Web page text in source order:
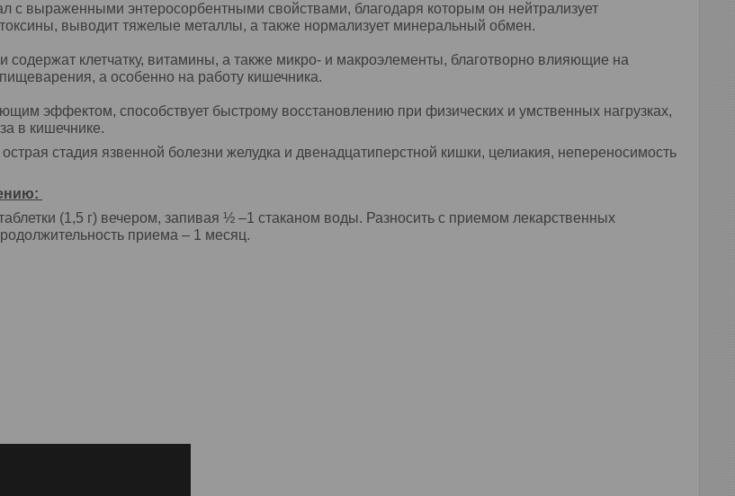
с выраженными энтеросорбентными свойствами, благодаря которым он нейтрализует
выводит тяжелые металлы, а также нормализует минеральный обмен.
клетчатку, витамины, а также микро- и макроэлементы, благотворно влияющие на
а особенно на работу кишечника.
эффектом, способствует быстрому восстановлению при физических и умственных нагрузках,
в кишечнике.
острая стадия язвенной болезни желудка и двенадцатиперстной кишки, целиакия, непереносимость
(1,5 г) вечером, запивая ½ –1 стаканом воды. Разносить с приемом лекарственных
приема – 1 месяц.